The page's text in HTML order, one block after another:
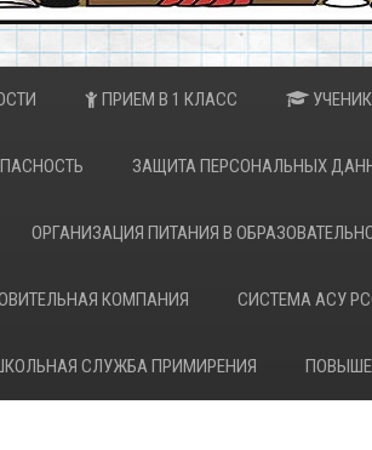
ПРИЕМ В 1 КЛАСС
ЗАЩИТА ПЕРСОНАЛЬНЫХ
ОРГАНИЗАЦИЯ ПИТАНИЯ В
КОМПАНИЯ СИСТЕМА АСУ
СЛУЖБА ПРИМИРЕНИЯ